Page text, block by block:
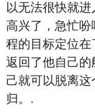
以无法很快就
高兴了，急忙
程的目标定位
返回了他自己的
己就可以脱离
归。.